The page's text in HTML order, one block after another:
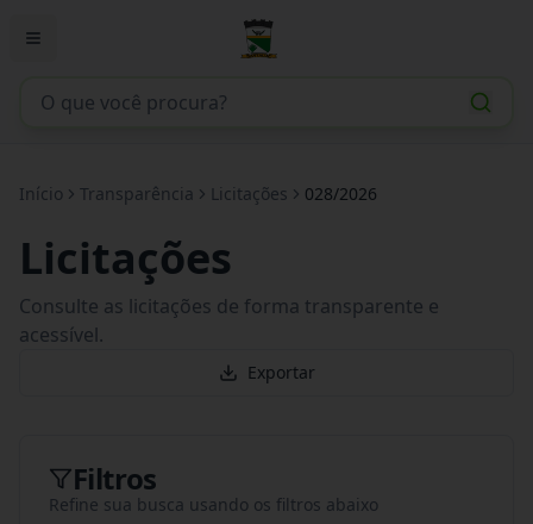
Início Transparência Licitações 028/2026
Licitações
Consulte as licitações de forma transparente e
acessível.
Exportar
Filtros
Refine sua busca usando os filtros abaixo